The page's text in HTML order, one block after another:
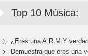
Top 10 Música:
¿Eres una A.R.M.Y
Demuestra que eres una